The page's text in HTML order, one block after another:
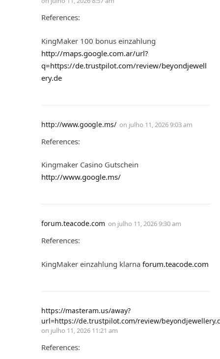
References:
KingMaker 100 bonus einzahlung
http://maps.google.com.ar/url?
q=https://de.trustpilot.com/review/beyondjewell
ery.de
http://www.google.ms/ on julho 11, 2026 9:03 am
References:
Kingmaker Casino Gutschein
http://www.google.ms/
forum.teacode.com on julho 11, 2026 9:30 am
References:
KingMaker einzahlung klarna forum.teacode.com
https://masteram.us/away?
url=https://de.trustpilot.com/review/
on julho 11, 2026 11:21 am
References: